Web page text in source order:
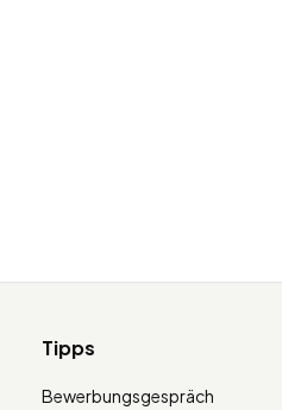
Tipps
Bewerbungsgespräch